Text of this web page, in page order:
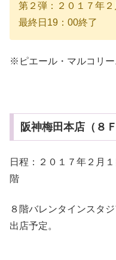
第２弾：２０１７年
最終日19：00終了
※ピエール・マルコリー
阪神梅田本店（８Ｆ
日程：２０１７年２月
階
８階バレンタインスタ
出店予定。